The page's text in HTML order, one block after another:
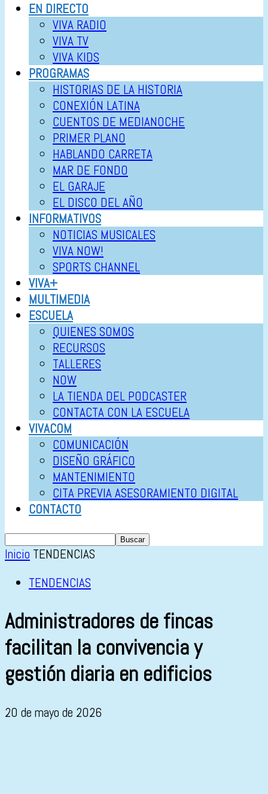
EN DIRECTO
VIVA RADIO
VIVA TV
VIVA KIDS
PROGRAMAS
HISTORIAS DE LA HISTORIA
CONEXIÓN LATINA
CUENTOS DE MEDIANOCHE
PRIMER PLANO
HABLANDO CARRETA
MAR DE FONDO
EL GARAJE
EL DISCO DEL AÑO
INFORMATIVOS
NOTICIAS MUSICALES
VIVA NOW!
SPORTS CHANNEL
VIVA+
MULTIMEDIA
ESCUELA
QUIENES SOMOS
RECURSOS
TALLERES
NOW
LA TIENDA DEL PODCASTER
CONTACTA CON LA ESCUELA
VIVACOM
COMUNICACIÓN
DISEÑO GRÁFICO
MANTENIMIENTO
CITA PREVIA ASESORAMIENTO DIGITAL
CONTACTO
Inicio TENDENCIAS
TENDENCIAS
Administradores de fincas
facilitan la convivencia y
gestión diaria en edificios
20 de mayo de 2026